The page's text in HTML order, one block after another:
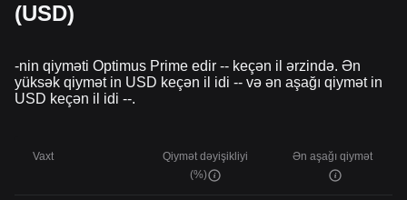
(USD)
-nin qiyməti Optimus Prime edir -- keçən il ərzində. Ən
yüksək qiymət in USD keçən il idi -- və ən aşağı qiymət in
USD keçən il idi --.
Vaxt
Qiymət dəyişikliyi
(%)
Ən aşağı qiymət